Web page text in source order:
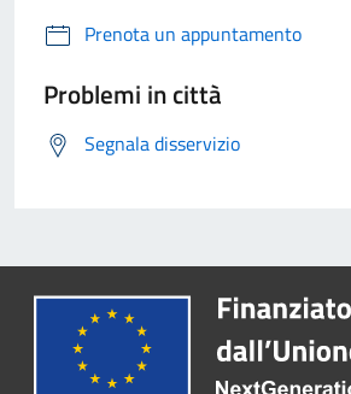
Prenota un appuntamento
Problemi in città
Segnala disservizio